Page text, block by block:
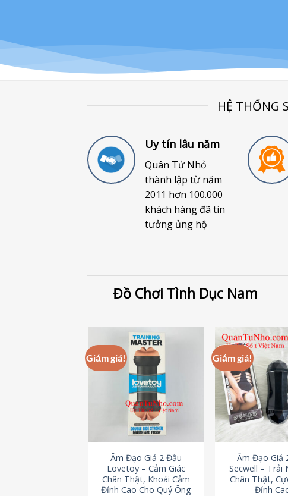
HỆ THỐNG
Uy tín lâu năm
Quân Tử Nhỏ
thành lập từ năm
2011 hơn 100.000
khách hàng đã tin
tưởng ủng hộ
Đồ Chơi Tình Dục Nam
Giảm giá!
Âm Đạo Giả 2 Đầu
Lovetoy – Cảm Giác
Chân Thật, Khoái Cảm
Đỉnh Cao Cho Quý Ông
Giảm giá!
Âm Đạo Giả
Secwell – Trải
Chân Thật,
Đỉnh